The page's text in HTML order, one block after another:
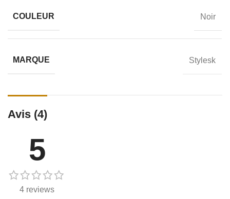
COULEUR Noir
MARQUE Stylesk
Avis (4)
5
4 reviews